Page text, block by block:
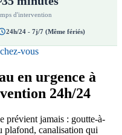
d'intervention
24h/24 - 7j/7 (Même fériés)
vous
en urgence à
24h/24
prévient jamais : goutte-à-
plafond, canalisation qui